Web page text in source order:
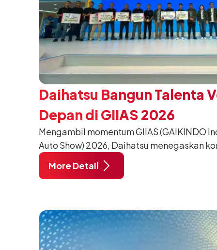
Daihatsu Bangun Talenta
Depan di GIIAS 2026
Mengambil momentum GIIAS (GAIKINDO
Auto Show) 2026, Daihatsu menegaskan
meningkatkan kualitas SDM (Sumber Daya
pendidikan vokasi bertema “Bersama
pada 5 Agustus 2026.
More Detail